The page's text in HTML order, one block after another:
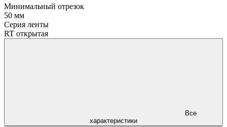
Минимальный отрезок
50 мм
Серия ленты
RT открытая
характеристики